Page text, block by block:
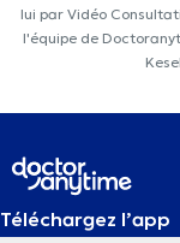
lui par Vidéo
l'équipe de
Téléchargez l’app